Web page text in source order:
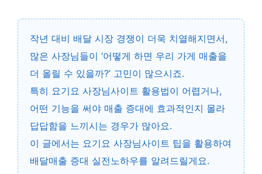
작년 대비 배달 시장 경쟁이 더욱 치열해지면서,
많은 사장님들이 ‘어떻게 하면 우리 가게 매출을
더 올릴 수 있을까?’ 고민이 많으시죠.
특히 요기요 사장님사이트 활용법이 어렵거나,
어떤 기능을 써야 매출 증대에 효과적인지 몰라
답답함을 느끼시는 경우가 많아요.
이 글에서는 요기요 사장님사이트 팁을 활용하여
배달매출 증대 실전노하우를 알려드릴게요.